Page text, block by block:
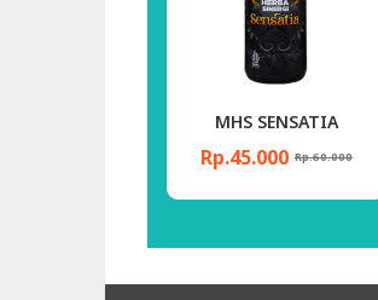
MHS KIDS
Rp.40.000 Rp.55.000